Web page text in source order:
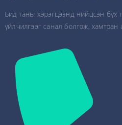
Бид таны хэрэгцээнд нийцсэн бүх
үйлчилгээг санал болгож,